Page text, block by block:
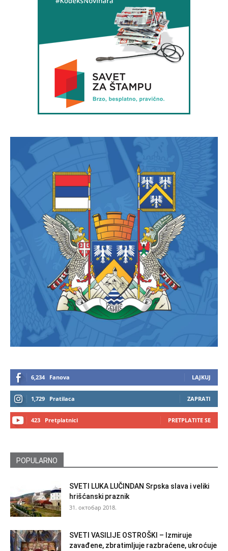
6,234 Fanova LAJKUJ
1,729 Pratilaca ZAPRATI
423 Pretplatnici PRETPLATITE SE
POPULARNO
SVETI LUKA LUČINDAN Srpska slava i veliki
hrišćanski praznik
31. октобар 2018.
SVETI VASILIJE OSTROŠKI – Izmiruje
zavađene, zbratimljuje razbraćene, ukroćuje